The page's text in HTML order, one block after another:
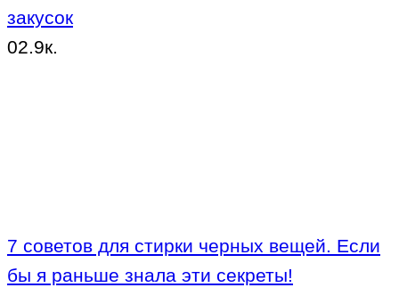
закусок
02.9к.
7 советов для стирки черных вещей. Если
бы я раньше знала эти секреты!